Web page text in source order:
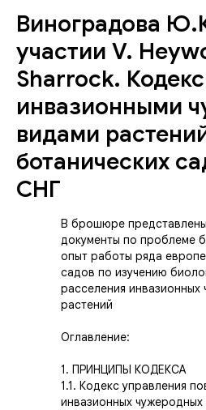
Виноградова
участии V.
Sharrock.
инвазионными
видами
ботанических
СНГ
В брошюре
документы по проблеме
опыт работы ряда
садов по изучению
расселения
растений
Оглавление:
1. ПРИНЦИПЫ КОДЕКСА
1.1. Кодекс управления
инвазионных чужеродных